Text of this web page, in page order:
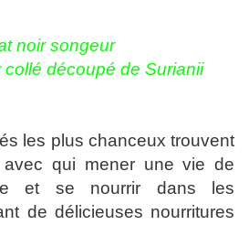
noir songeur
collé découpé de Surianii
les plus chanceux trouvent
avec qui mener une vie de
et se nourrir dans les
de délicieuses nourritures